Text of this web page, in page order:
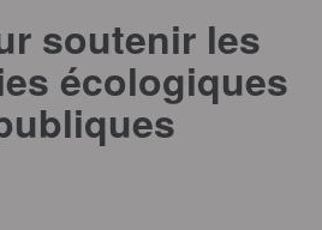
soutenir les
écologiques